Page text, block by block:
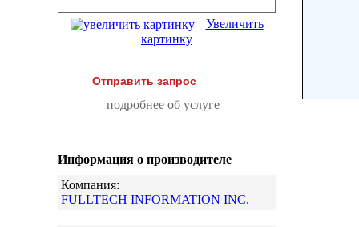
Увеличить
картинку
Отправить запрос
подробнее об услуге
Информация о производителе
Компания:
FULLTECH INFORMATION INC.